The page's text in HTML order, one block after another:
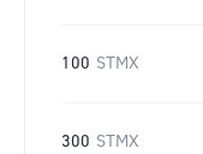
100 STMX
300 STMX